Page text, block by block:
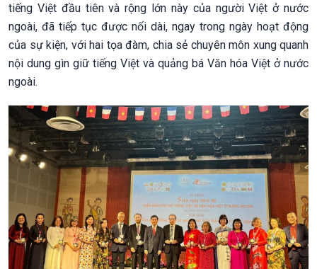
tiếng Việt đầu tiên và rộng lớn này của người Việt ở nước
ngoài, đã tiếp tục được nối dài, ngay trong ngày hoạt động
của sự kiện, với hai tọa đàm, chia sẻ chuyên môn xung quanh
nội dung gìn giữ tiếng Việt và quảng bá Văn hóa Việt ở nước
ngoài.